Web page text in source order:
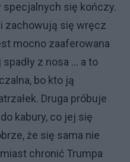
się kończy.
zachowują się wręcz
mocno zaaferowana
z nosa … a to
bo kto ją
Druga próbuje
kabury, co jej się
że się sama nie
chronić Trumpa